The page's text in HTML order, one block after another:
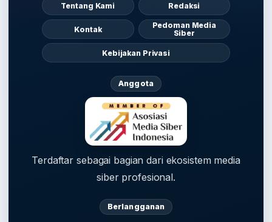
Tentang Kami Redaksi
Kontak
Pedoman Media
Siber
Kebijakan Privasi
Anggota
Terdaftar sebagai bagian dari ekosistem media
siber profesional.
Berlangganan